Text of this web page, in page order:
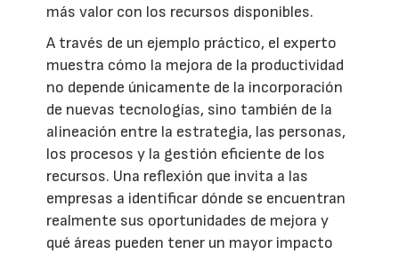
más valor con los recursos disponibles.
A través de un ejemplo práctico, el experto
muestra cómo la mejora de la productividad
no depende únicamente de la incorporación
de nuevas tecnologías, sino también de la
alineación entre la estrategia, las personas,
los procesos y la gestión eficiente de los
recursos. Una reflexión que invita a las
empresas a identificar dónde se encuentran
realmente sus oportunidades de mejora y
qué áreas pueden tener un mayor impacto